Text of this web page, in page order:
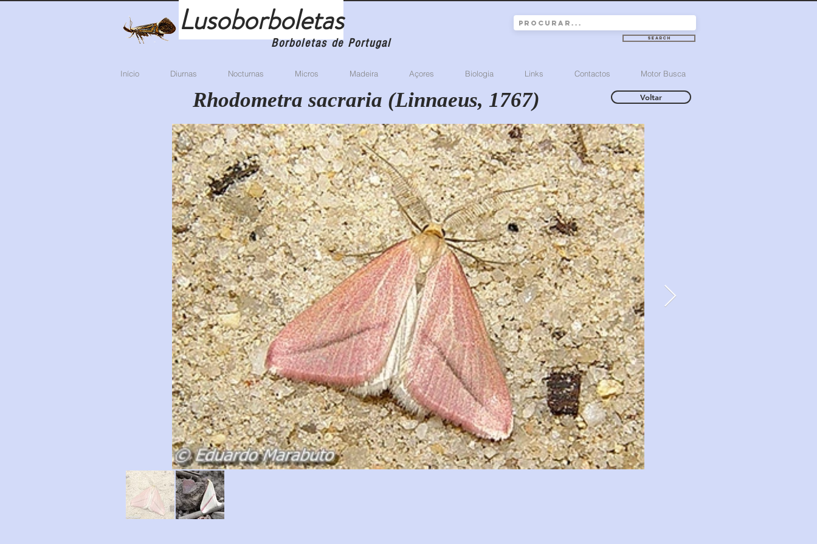
Lusoborboletas
Borboletas de Portugal Search
Início Diurnas Nocturnas Micros Madeira Açores Biologia Links Contactos Motor Busca
Rhodometra sacraria (Linnaeus, 1767) Voltar